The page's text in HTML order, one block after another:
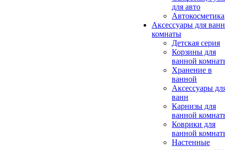
для авто
Автокосметика
Аксессуары для
комнаты
Детская серия
Корзины для
ванной
Хранение в
ванной
Аксессуары
ванн
Карнизы для
ванной
Коврики для
ванной
Настенные